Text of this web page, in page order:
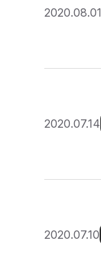
2020.08.01
2020.07.14
2020.07.10